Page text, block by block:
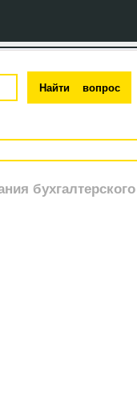
бухгалтерского